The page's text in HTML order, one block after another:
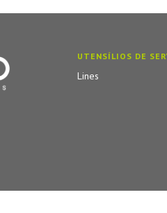
UTENSÍLIOS DE
Lines